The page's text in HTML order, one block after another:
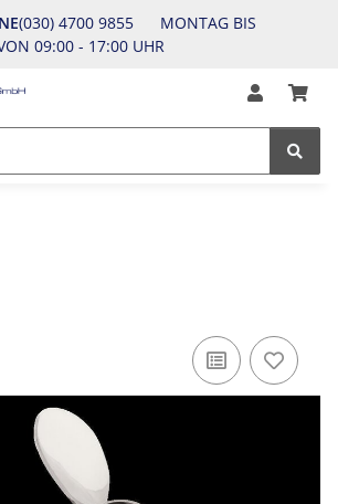
(030) 4700 9855 MONTAG BIS
09:00 - 17:00 UHR